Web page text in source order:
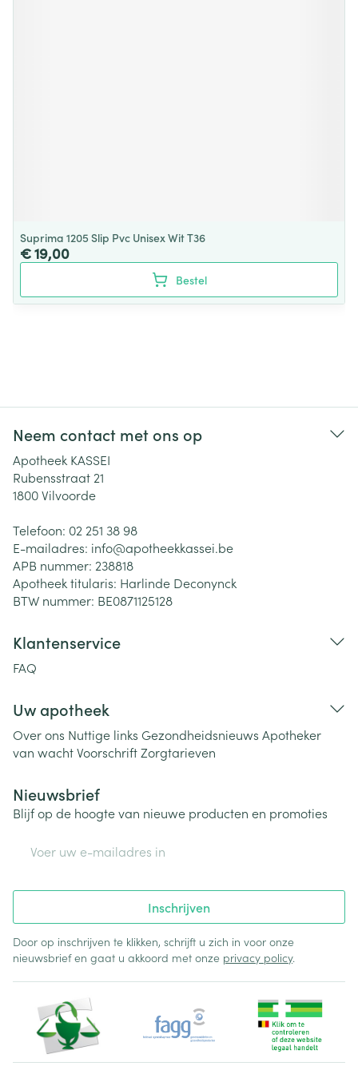
Suprima 1205 Slip Pvc Unisex Wit T36
€ 19,00
Bestel
Neem contact met ons op
Apotheek KASSEI
Rubensstraat 21
1800Vilvoorde
Telefoon: 02 251 38 98
E-mailadres: info@apotheekkassei.be
APB nummer: 238818
Apotheek titularis: Harlinde Deconynck
BTW nummer: BE0871125128
Klantenservice
FAQ
Uw apotheek
Over ons Nuttige links Gezondheidsnieuws Apotheker
van wachtVoorschriftZorgtarieven
Nieuwsbrief
Blijf op de hoogte van nieuwe producten en promoties
Inschrijven
Door op inschrijven te klikken, schrijft u zich in voor onze
nieuwsbrief en gaat u akkoord met onze privacy policy.